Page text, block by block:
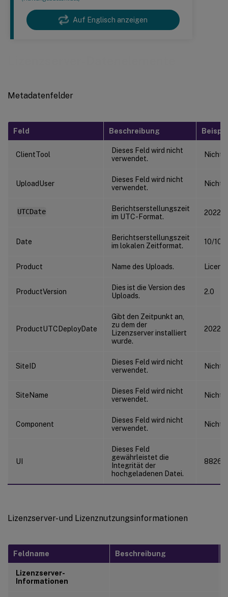
Auf Englisch anzeigen
Metadatenfelder
Feld Beschreibung
ClientTool
Dieses Feld wird nicht
verwendet.
Nicht
UploadUser
Dieses Feld wird nicht
verwendet.
Nicht
UTCDate
Berichtserstellungszeit
im UTC-Format.
2022-
Date
Berichtserstellungszeit
im lokalen Zeitformat.
10/10/
Product Name des Uploads.
ProductVersion
Dies ist die Version des
Uploads.
2.0
ProductUTCDeployDate
Gibt den Zeitpunkt an,
zu dem der
Lizenzserver installiert
wurde.
2022-
SiteID
Dieses Feld wird nicht
verwendet.
Nicht
SiteName
Dieses Feld wird nicht
verwendet.
Nicht
Component
Dieses Feld wird nicht
verwendet.
Nicht
UI
Dieses Feld
gewährleistet die
Integrität der
hochgeladenen Datei.
Lizenzserver- und Lizenznutzungsinformationen
Feldname Beschreibung
Lizenzserver-
Informationen